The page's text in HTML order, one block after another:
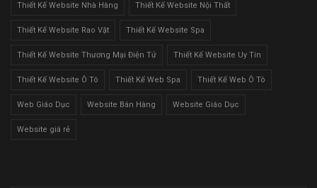
Thiết Kế Website Nhà Hàng Thiết Kế Website Nội Thất
Thiết Kế Website Rao Vặt Thiết Kế Website Spa
Thiết Kế Website Thương Mại Điện Tử Thiết Kế Website Uy Tín
Thiết Kế Website Ô Tô Thiết Kế Web Spa Thiết Kế Web Ô Tô
Web Giáo Dục Website Bán Hàng Website Giáo Dục
Website giá rẻ